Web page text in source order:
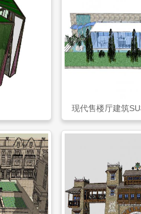
现代售楼厅建筑